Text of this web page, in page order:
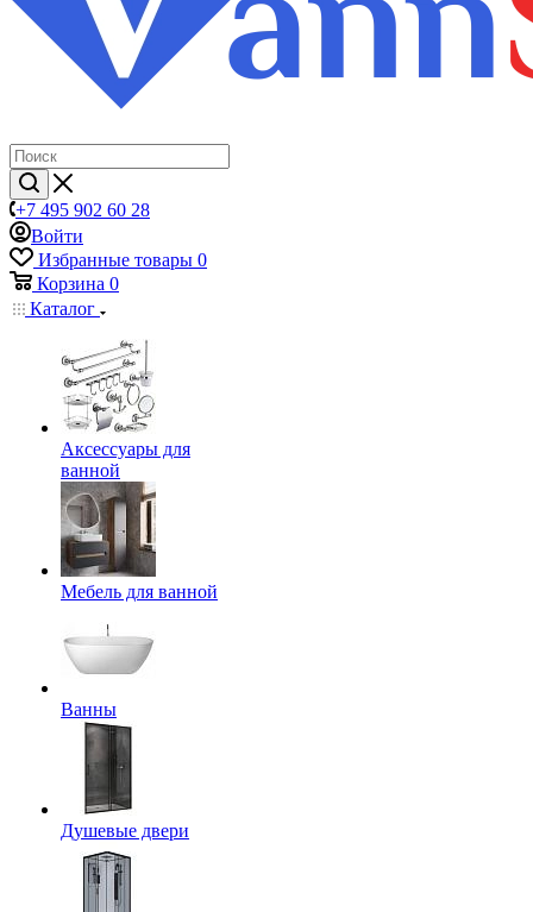
+7 495 902 60 28
Войти
Избранные товары 0
Корзина 0
Каталог
Аксессуары для
ванной
Мебель для ванной
Ванны
Душевые двери